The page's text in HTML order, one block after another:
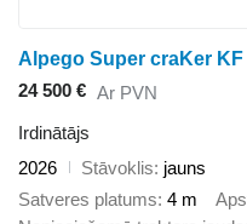
Alpego Super craKer KF
24 500 € Ar PVN
Irdinātājs
2026
Stāvoklis jauns
Satveres platums 4 m